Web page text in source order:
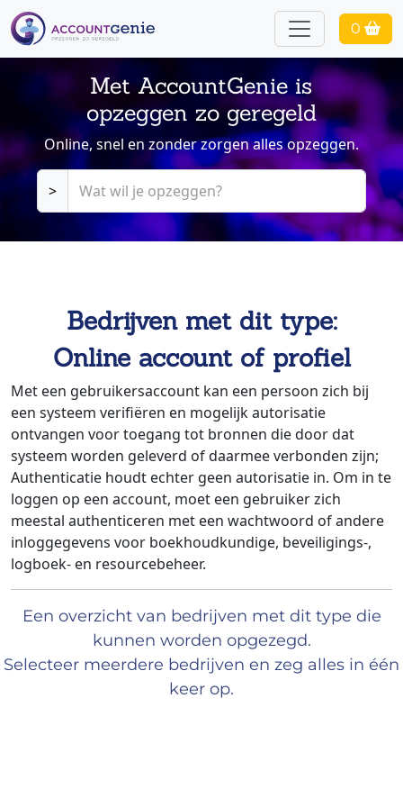
0
Met AccountGenie is
opzeggen zo geregeld
Online, snel en zonder zorgen alles opzeggen.
>
Bedrijven met dit type:
Online account of profiel
Met een gebruikersaccount kan een persoon zich bij
een systeem verifiëren en mogelijk autorisatie
ontvangen voor toegang tot bronnen die door dat
systeem worden geleverd of daarmee verbonden zijn;
Authenticatie houdt echter geen autorisatie in. Om in te
loggen op een account, moet een gebruiker zich
meestal authenticeren met een wachtwoord of andere
inloggegevens voor boekhoudkundige, beveiligings-,
logboek- en resourcebeheer.
Een overzicht van bedrijven met dit type die
kunnen worden opgezegd.
Selecteer meerdere bedrijven en zeg alles in één
keer op.